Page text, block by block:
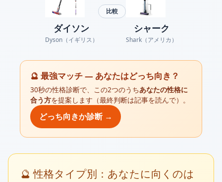
ダイソン
Dyson（イギリス）
シャーク
Shark（アメリカ）
🔮 最強マッチ — あなたはどっち向き？
30秒の性格診断で、この2つのうちあなたの性格に
合う方を提案します（最終判断は記事を読んで）。
どっち向きか診断 →
🔮 性格タイプ別：あなたに向くのは